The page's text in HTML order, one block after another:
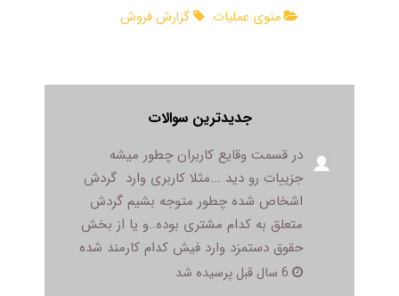
منوی عملیات گزارش فروش
جدیدترین سوالات
در قسمت وقایع کاربران چطور میشه
جزییات رو دید ...مثلا کاربری وارد گردش
اشخاص شده چطور متوجه بشیم گردش
متعلق به کدام مشتری بوده..و یا از بخش
حقوق دستمزد وارد فیش کدام کارمند شده